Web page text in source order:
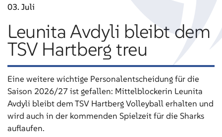
03. Juli
Leunita Avdyli bleibt dem
TSV Hartberg treu
Eine weitere wichtige Personalentscheidung für die
Saison 2026/27 ist gefallen: Mittelblockerin Leunita
Avdyli bleibt dem TSV Hartberg Volleyball erhalten und
wird auch in der kommenden Spielzeit für die Sharks
auflaufen.